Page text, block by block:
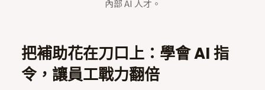
內部 AI 人才。
把補助花在刀口上：學會 AI 指
令，讓員工戰力翻倍